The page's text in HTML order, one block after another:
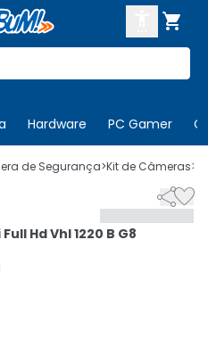

Hardware PC Gamer
SE
de Segurança>Kit de Câmeras>

Hd Vhl 1220 B G8